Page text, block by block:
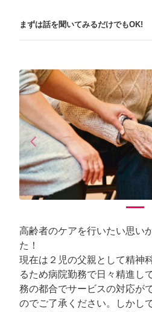
まずは話を聞いてみるだけでもOK!
arrow_back_iosPrevious
高齢者のケアを行いたい思い
た！
現在は２児の父親として精神
るため病院勤務で日々精進し
務の都合でサービスの対応が
のでご了承ください。しかし